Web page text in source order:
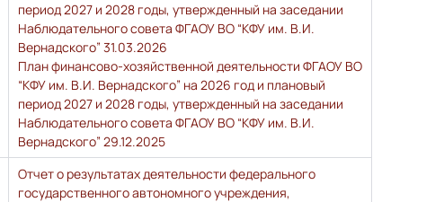
период 2027 и 2028 годы, утвержденный на заседании
Наблюдательного совета ФГАОУ ВО “КФУ им. В.И.
Вернадского” 31.03.2026
План финансово-хозяйственной деятельности ФГАОУ ВО
“КФУ им. В.И. Вернадского” на 2026 год и плановый
период 2027 и 2028 годы, утвержденный на заседании
Наблюдательного совета ФГАОУ ВО “КФУ им. В.И.
Вернадского” 29.12.2025
Отчет о результатах деятельности федерального
государственного автономного учреждения,